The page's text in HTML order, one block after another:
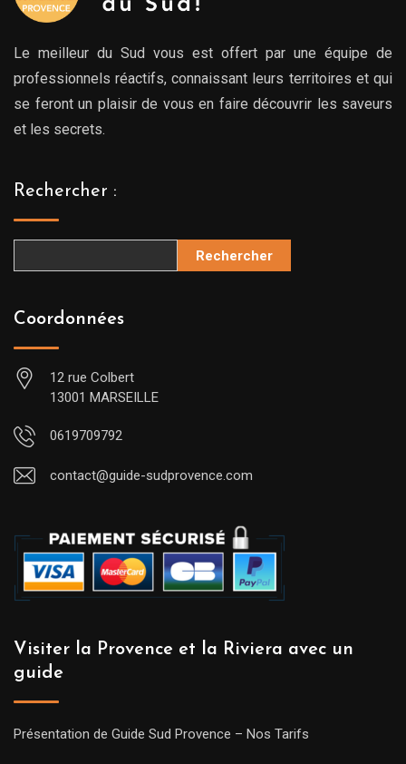
Le meilleur du Sud vous est offert par une équipe de
professionnels réactifs, connaissant leurs territoires et qui
se feront un plaisir de vous en faire découvrir les saveurs
et les secrets.
Rechercher :
Rechercher
Coordonnées
12 rue Colbert
13001 MARSEILLE
0619709792
contact@guide-sudprovence.com
Visiter la Provence et la Riviera avec un
guide
Présentation de Guide Sud Provence – Nos Tarifs